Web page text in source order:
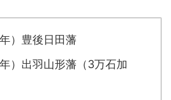
）豊後日田藩
）出羽山形藩（3万石加